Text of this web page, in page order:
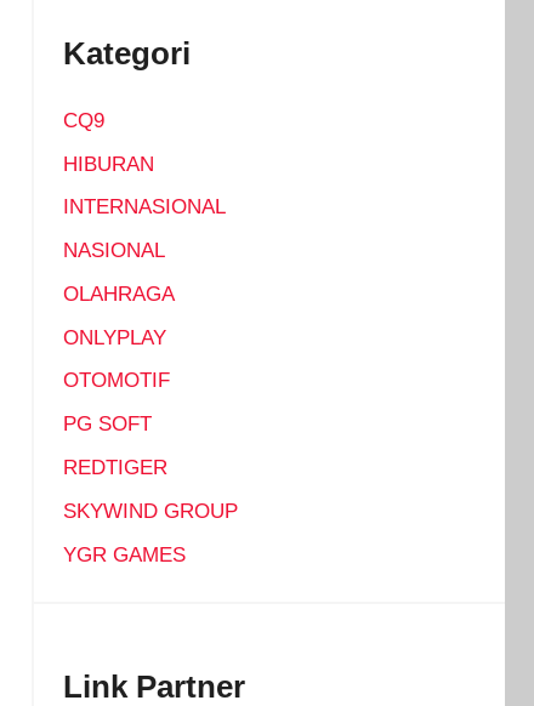
Kategori
CQ9
HIBURAN
INTERNASIONAL
NASIONAL
OLAHRAGA
ONLYPLAY
OTOMOTIF
PG SOFT
REDTIGER
SKYWIND GROUP
YGR GAMES
Link Partner